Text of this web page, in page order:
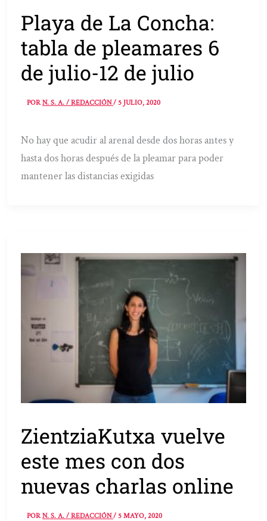
Playa de La Concha:
tabla de pleamares 6
de julio-12 de julio
PORN. S. A. / REDACCIÓN/5 JULIO, 2020
No hay que acudir al arenal desde dos horas antes y
hasta dos horas después de la pleamar para poder
mantener las distancias exigidas
ZientziaKutxa vuelve
este mes con dos
nuevas charlas online
PORN. S. A. / REDACCIÓN/5 MAYO, 2020